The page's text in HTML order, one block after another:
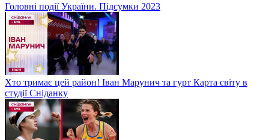
Головні події України. Підсумки 2023
Хто тримає цей район! Іван Марунич та гурт Карта світу в
студії Сніданку